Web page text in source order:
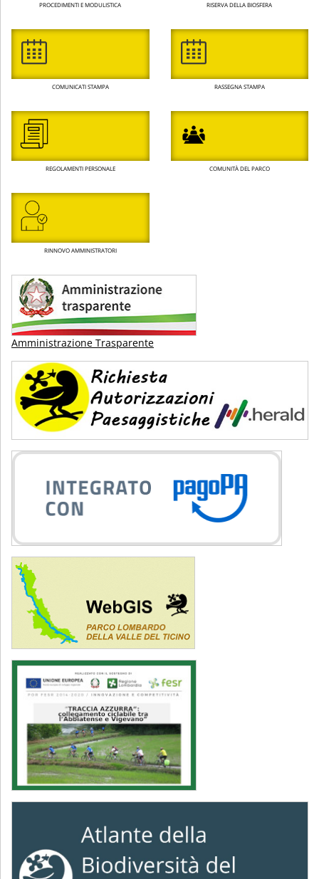
PROCEDIMENTI E MODULISTICA RISERVA DELLA BIOSFERA
COMUNICATI STAMPA RASSEGNA STAMPA
REGOLAMENTI PERSONALE COMUNITÀ DEL PARCO
RINNOVO AMMINISTRATORI
Amministrazione Trasparente